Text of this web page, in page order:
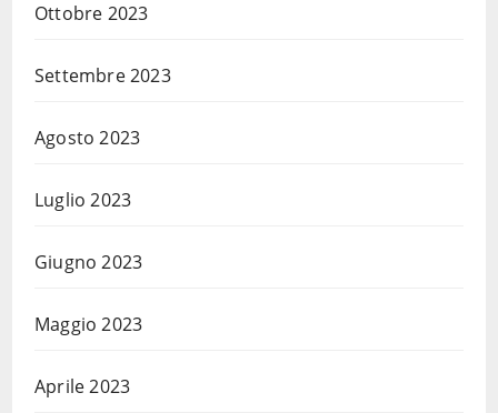
Ottobre 2023
Settembre 2023
Agosto 2023
Luglio 2023
Giugno 2023
Maggio 2023
Aprile 2023